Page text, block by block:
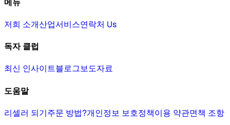
저희 소개산업서비스연락처 Us
독자 클럽
최신 인사이트블로그보도자료
도움말
리셀러 되기주문 방법?개인정보 보호정책이용 약관면책 조항